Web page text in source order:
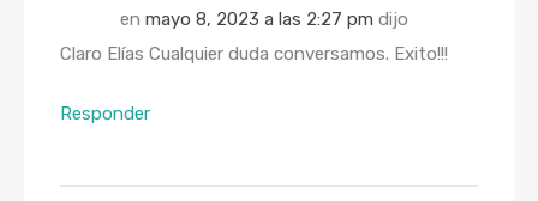
en mayo 8, 2023 a las 2:27 pm dijo
Claro Elías Cualquier duda conversamos. Exito!!!
Responder